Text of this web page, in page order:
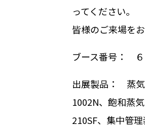
ってください。
皆様のご来場を
ブース番号：
出展製品： 蒸気
1002N、飽和蒸
210SF、集中管